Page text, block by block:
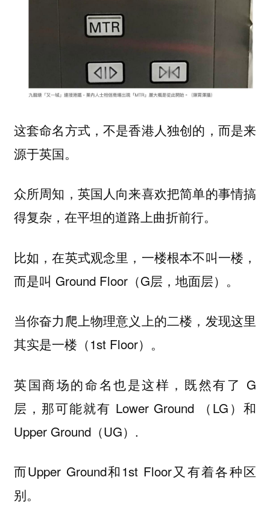
这套命名方式，不是香港人独创的，而是来
源于英国。
众所周知，英国人向来喜欢把简单的事情搞
得复杂，在平坦的道路上曲折前行。
比如，在英式观念里，一楼根本不叫一楼，
而是叫 Ground Floor（G层，地面层）。
当你奋力爬上物理意义上的二楼，发现这里
其实是一楼（1st Floor）。
英国商场的命名也是这样，既然有了 G
层，那可能就有 Lower Ground （LG）和
Upper Ground（UG）.
而Upper Ground和1st Floor又有着各种区
别。